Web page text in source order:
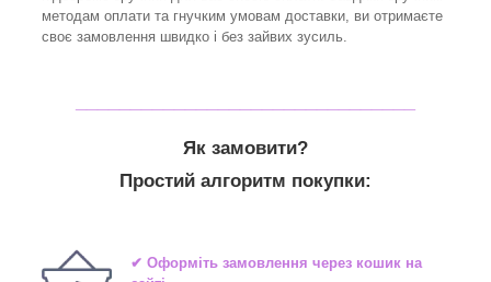
методам оплати та гнучким умовам доставки, ви отримаєте
своє замовлення швидко і без зайвих зусиль.
Як замовити?
Простий алгоритм покупки:
✔ Оформіть замовлення через кошик на